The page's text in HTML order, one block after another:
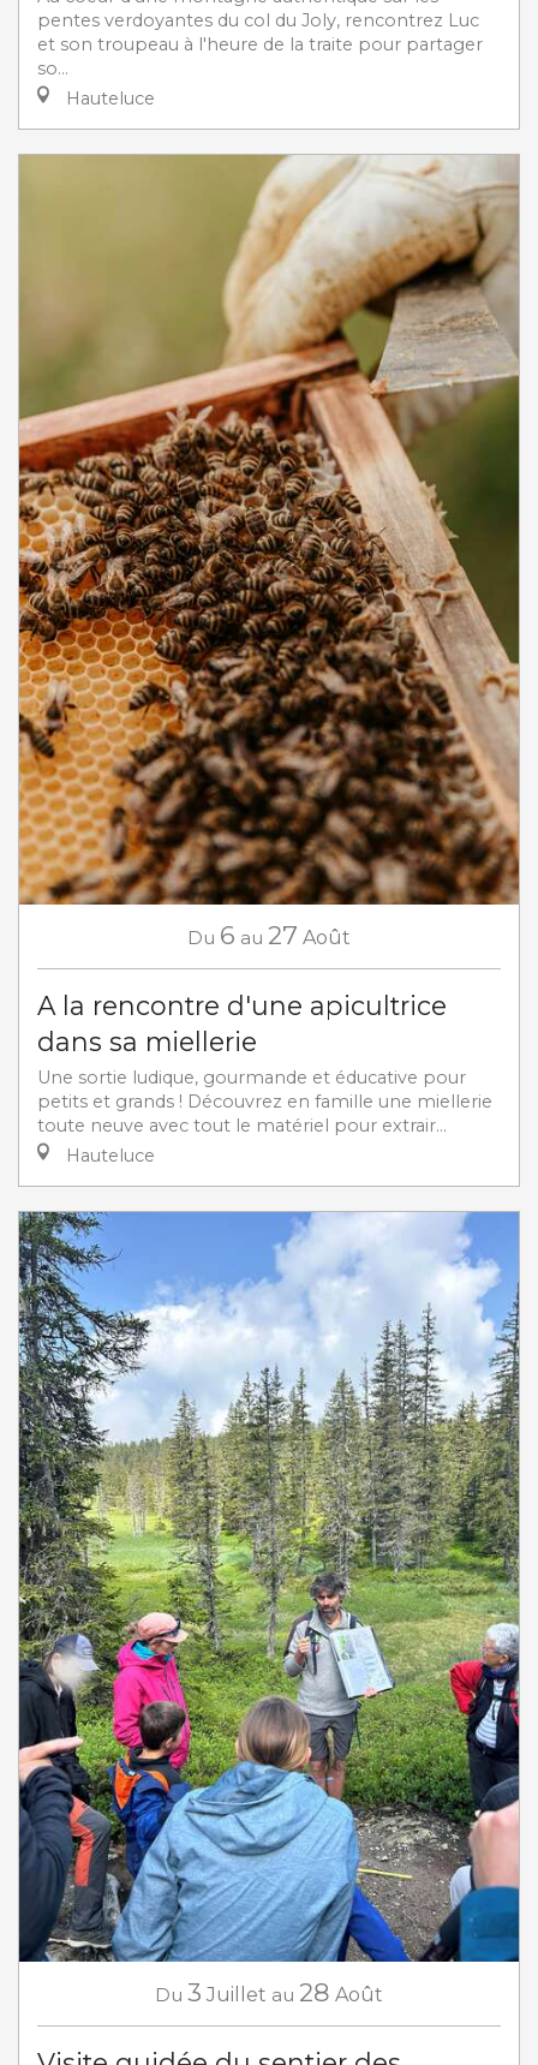
pentes verdoyantes du col du Joly, rencontrez Luc
et son troupeau à l'heure de la traite pour partager
so...
Hauteluce
Du 6 au 27 Août
A la rencontre d'une apicultrice
dans sa miellerie
Une sortie ludique, gourmande et éducative pour
petits et grands ! Découvrez en famille une miellerie
toute neuve avec tout le matériel pour extrair...
Hauteluce
Du 3 Juillet au 28 Août